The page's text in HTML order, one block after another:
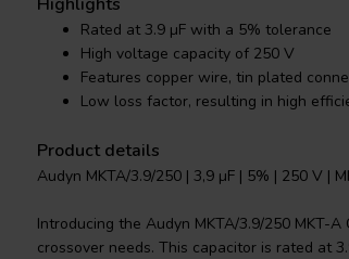
Rated at 3.9 µF with a 5% tolerance
High voltage capacity of 250 V
Features copper wire, tin plated
Low loss factor, resulting in high
Product details
Audyn MKTA/3.9/250 | 3,9 µF | 5% | 250 V |
Introducing the Audyn MKTA/3.9/250 MKT-
crossover needs. This capacitor is rated at